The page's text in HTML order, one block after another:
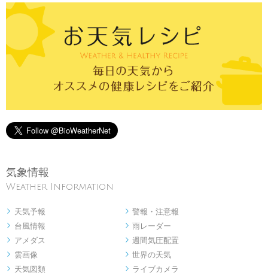
気象情報
Weather Information
 天気予報  警報・注意報
 台風情報  雨レーダー
 アメダス  週間気圧配置
 雲画像  世界の天気
 天気図類  ライブカメラ